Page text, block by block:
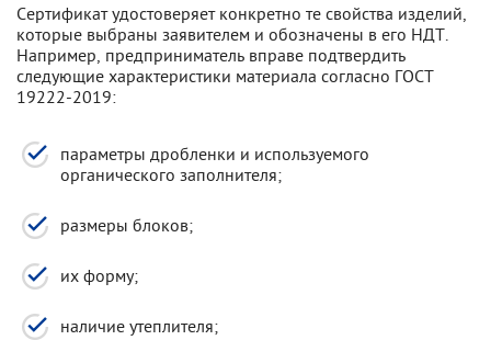
Сертификат удостоверяет конкретно те свойства изделий,
которые выбраны заявителем и обозначены в его НДТ.
Например, предприниматель вправе подтвердить
следующие характеристики материала согласно ГОСТ
19222-2019:
параметры дробленки и используемого
органического заполнителя;
размеры блоков;
их форму;
наличие утеплителя;